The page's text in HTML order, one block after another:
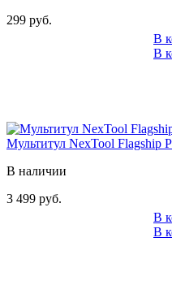
299 руб.
В
В
Мультитул NexTool Flagship
В наличии
3 499 руб.
В
В